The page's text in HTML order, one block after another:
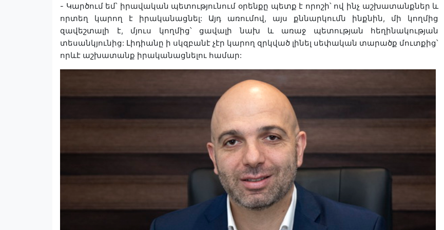
- Կարծում եմ՝ իրավական պետությունում օրենքը պետք է որոշի՝ ով ինչ աշխատանքներ և
որտեղ
կարող է իրականացնել: Այդ առումով, այս քննարկումն ինքնին, մի
կողմից
զավեշտալի
է, մյուս կողմից՝ ցավալի նախ և առաջ պետության
հեղինակության
տեսանկյունից: Լիդիանը ի սկզբանէ չէր կարող զրկված լինել սեփական տարածք մուտքից՝
որևէ աշխատանք իրականացնելու համար: